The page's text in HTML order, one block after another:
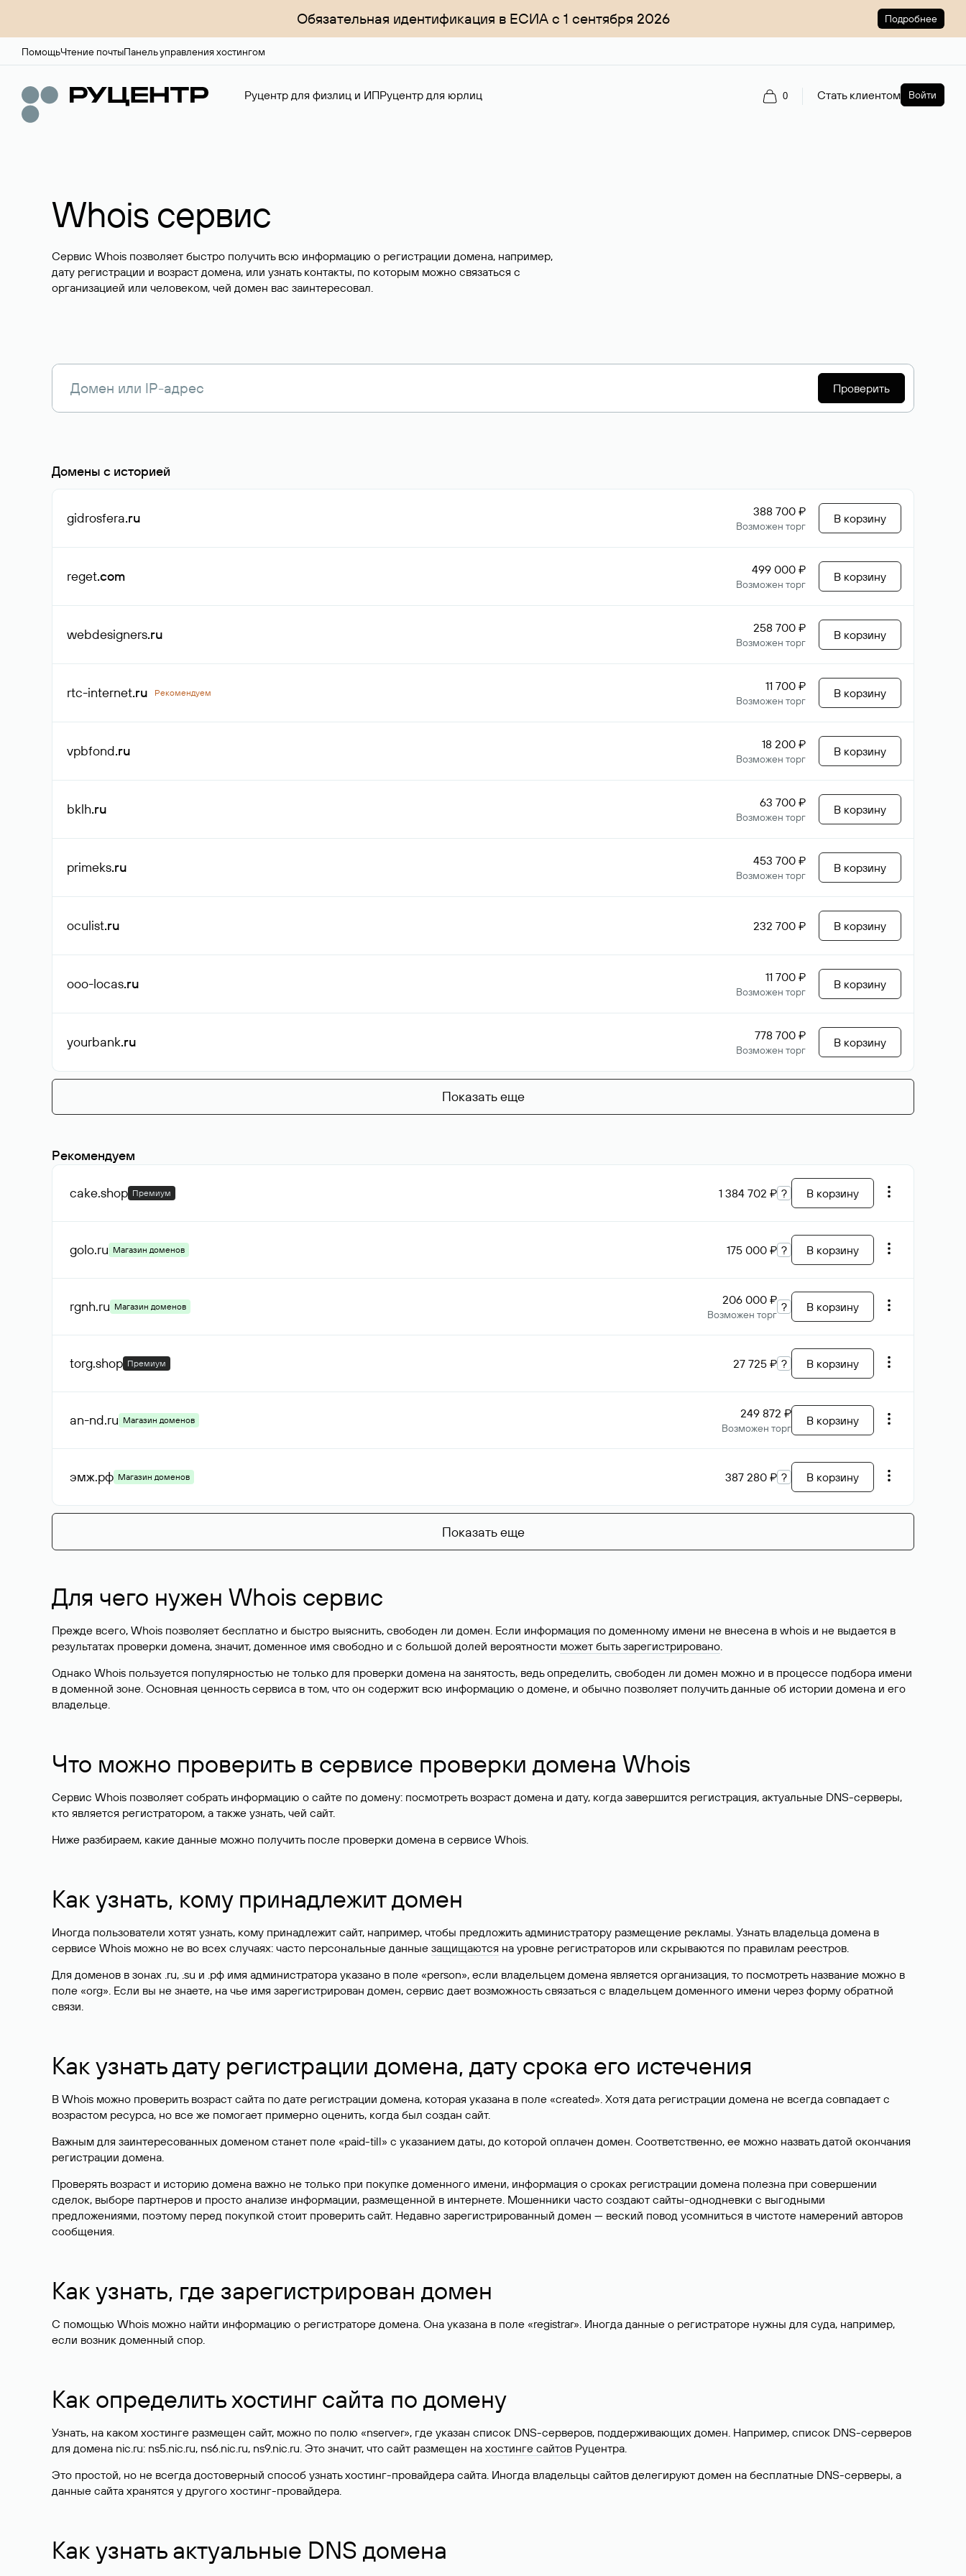
Обязательная идентификация в ЕСИА с 1 сентября 2026 Подробнее
ПомощьЧтение почтыПанель управления хостингом
Руцентр для физлиц и ИПРуцентр для юрлиц 0 Стать клиентом Войти
Whois сервис
Сервис Whois позволяет быстро получить всю информацию о регистрации домена, например,
дату регистрации и возраст домена, или узнать контакты, по которым можно связаться с
организацией или человеком, чей домен вас заинтересовал.
Проверить
Домены с историей
gidrosfera.ru 388 700 ₽
Возможен торг
В корзину
reget.com 499 000 ₽
Возможен торг
В корзину
webdesigners.ru 258 700 ₽
Возможен торг
В корзину
rtc-internet.ru Рекомендуем 11 700 ₽
Возможен торг
В корзину
vpbfond.ru 18 200 ₽
Возможен торг
В корзину
bklh.ru 63 700 ₽
Возможен торг
В корзину
primeks.ru 453 700 ₽
Возможен торг
В корзину
oculist.ru 232 700 ₽ В корзину
ooo-locas.ru 11 700 ₽
Возможен торг
В корзину
yourbank.ru 778 700 ₽
Возможен торг
В корзину
Показать еще
Рекомендуем
cake.shop Премиум 1 384 702 ₽ ? В корзину
golo.ru Магазин доменов 175 000 ₽ ? В корзину
rgnh.ru Магазин доменов 206 000 ₽
Возможен торг
? В корзину
torg.shop Премиум 27 725 ₽ ? В корзину
an-nd.ru Магазин доменов 249 872 ₽
Возможен торг
В корзину
эмж.рф Магазин доменов 387 280 ₽ ? В корзину
Показать еще
Для чего нужен Whois сервис
Прежде всего, Whois позволяет бесплатно и быстро выяснить, свободен ли домен. Если информация по доменному имени не внесена в whois и не выдается в
результатах проверки домена, значит, доменное имя свободно и с большой долей вероятности может быть зарегистрировано.
Однако Whois пользуется популярностью не только для проверки домена на занятость, ведь определить, свободен ли домен можно и в процессе подбора имени
в доменной зоне. Основная ценность сервиса в том, что он содержит всю информацию о домене, и обычно позволяет получить данные об истории домена и его
владельце.
Что можно проверить в сервисе проверки домена Whois
Сервис Whois позволяет собрать информацию о сайте по домену: посмотреть возраст домена и дату, когда завершится регистрация, актуальные DNS-серверы,
кто является регистратором, а также узнать, чей сайт.
Ниже разбираем, какие данные можно получить после проверки домена в сервисе Whois.
Как узнать, кому принадлежит домен
Иногда пользователи хотят узнать, кому принадлежит сайт, например, чтобы предложить администратору размещение рекламы. Узнать владельца домена в
сервисе Whois можно не во всех случаях: часто персональные данные защищаются на уровне регистраторов или скрываются по правилам реестров.
Для доменов в зонах .ru, .su и .рф имя администратора указано в поле «person», если владельцем домена является организация, то посмотреть название можно в
поле «org». Если вы не знаете, на чье имя зарегистрирован домен, сервис дает возможность связаться с владельцем доменного имени через форму обратной
связи.
Как узнать дату регистрации домена, дату срока его истечения
В Whois можно проверить возраст сайта по дате регистрации домена, которая указана в поле «created». Хотя дата регистрации домена не всегда совпадает с
возрастом ресурса, но все же помогает примерно оценить, когда был создан сайт.
Важным для заинтересованных доменом станет поле «paid-till» с указанием даты, до которой оплачен домен. Соответственно, ее можно назвать датой окончания
регистрации домена.
Проверять возраст и историю домена важно не только при покупке доменного имени, информация о сроках регистрации домена полезна при совершении
сделок, выборе партнеров и просто анализе информации, размещенной в интернете. Мошенники часто создают сайты-однодневки с выгодными
предложениями, поэтому перед покупкой стоит проверить сайт. Недавно зарегистрированный домен — веский повод усомниться в чистоте намерений авторов
сообщения.
Как узнать, где зарегистрирован домен
С помощью Whois можно найти информацию о регистраторе домена. Она указана в поле «registrar». Иногда данные о регистраторе нужны для суда, например,
если возник доменный спор.
Как определить хостинг сайта по домену
Узнать, на каком хостинге размещен сайт, можно по полю «nserver», где указан список DNS-серверов, поддерживающих домен. Например, список DNS-серверов
для домена nic.ru: ns5.nic.ru, ns6.nic.ru, ns9.nic.ru. Это значит, что сайт размещен на хостинге сайтов Руцентра.
Это простой, но не всегда достоверный способ узнать хостинг-провайдера сайта. Иногда владельцы сайтов делегируют домен на бесплатные DNS-серверы, а
данные сайта хранятся у другого хостинг-провайдера.
Как узнать актуальные DNS домена